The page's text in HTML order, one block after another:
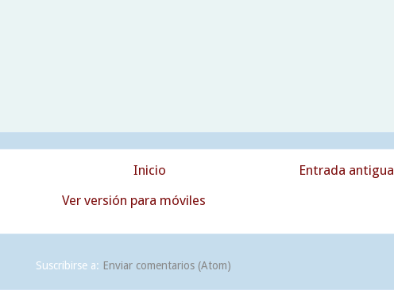
Entrada antigua
Inicio
Ver versión para móviles
Suscribirse a: Enviar comentarios (Atom)